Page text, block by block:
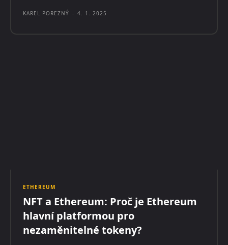
KAREL POREZNÝ - 4. 1. 2025
ETHEREUM
NFT a Ethereum: Proč je Ethereum
hlavní platformou pro
nezaměnitelné tokeny?